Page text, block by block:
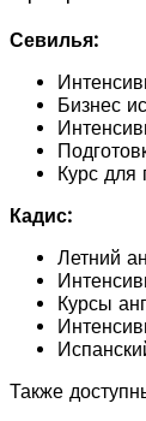
Севилья:
Бизнес
Курс для
Кадис:
Летний
Курсы
Также